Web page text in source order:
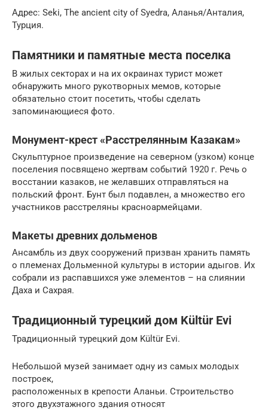
Адрес: Seki, The ancient city of Syedra, Аланья/Анталия,
Турция.
Памятники и памятные места поселка
В жилых секторах и на их окраинах турист может
обнаружить много рукотворных мемов, которые
обязательно стоит посетить, чтобы сделать
запоминающиеся фото.
Монумент-крест «Расстрелянным Казакам»
Скульптурное произведение на северном (узком) конце
поселения посвящено жертвам событий 1920 г. Речь о
восстании казаков, не желавших отправляться на
польский фронт. Бунт был подавлен, а множество его
участников расстреляны красноармейцами.
Макеты древних дольменов
Ансамбль из двух сооружений призван хранить память
о племенах Дольменной культуры в истории адыгов. Их
собрали из распавшихся уже элементов – на слиянии
Даха и Сахрая.
Традиционный турецкий дом Kültür Evi
Традиционный турецкий дом Kültür Evi.
Небольшой музей занимает одну из самых молодых
построек,
расположенных в крепости Аланьи. Строительство
этого двухэтажного здания относят